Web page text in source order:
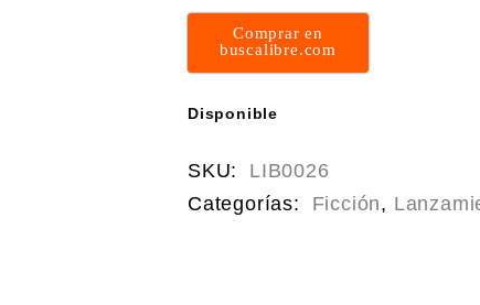
Comprar en
buscalibre.com
Disponible
SKU:
LIB0026
Categorías:
Ficción,